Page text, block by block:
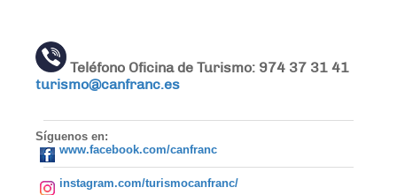
Teléfono Oficina de Turismo: 974 37 31 41
turismo@canfranc.es
Síguenos en:
www.facebook.com/canfranc
instagram.com/turismocanfranc/